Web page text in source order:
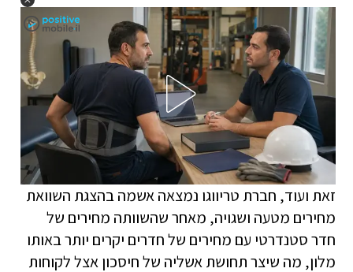
זאת ועוד, חברת טריווגו נמצאה אשמה בהצגת השוואת
מחירים מטעה ושגויה, מאחר שהשוותה מחירים של
חדר סטנדרטי עם מחירים של חדרים יקרים יותר באותו
מלון, מה שיצר תחושת אשליה של חיסכון אצל לקוחות